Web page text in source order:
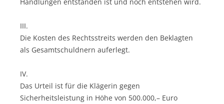
III.
Die Kosten des Rechtsstreits werden den Beklagten
als Gesamtschuldnern auferlegt.
IV.
Das Urteil ist für die Klägerin gegen
Sicherheitsleistung in Höhe von 500.000,– Euro